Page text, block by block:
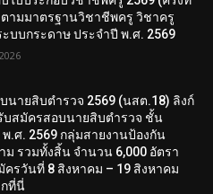
ตามมาตรฐานวิชาชีพครู วิชาครู
ะบบกระดาษ ประจำปี พ.ศ. 2569
นายสิบตำรวจ 2569 (นสต.18) ลิงก์
บสมัครสอบนายสิบตำรวจ ชั้น
.ศ. 2569 กลุ่มสายงานป้องกัน
ม รวมทั้งสิ้น จำนวน 6,000 อัตรา
ครวันที่ 8 สิงหาคม – 19 สิงหาคม
กที่นี่